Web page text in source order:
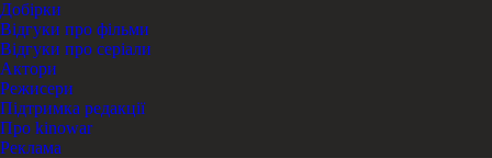
Добірки
Відгуки про фільми
Відгуки про серіали
Актори
Режисери
Підтримка редакції
Про kinowar
Реклама